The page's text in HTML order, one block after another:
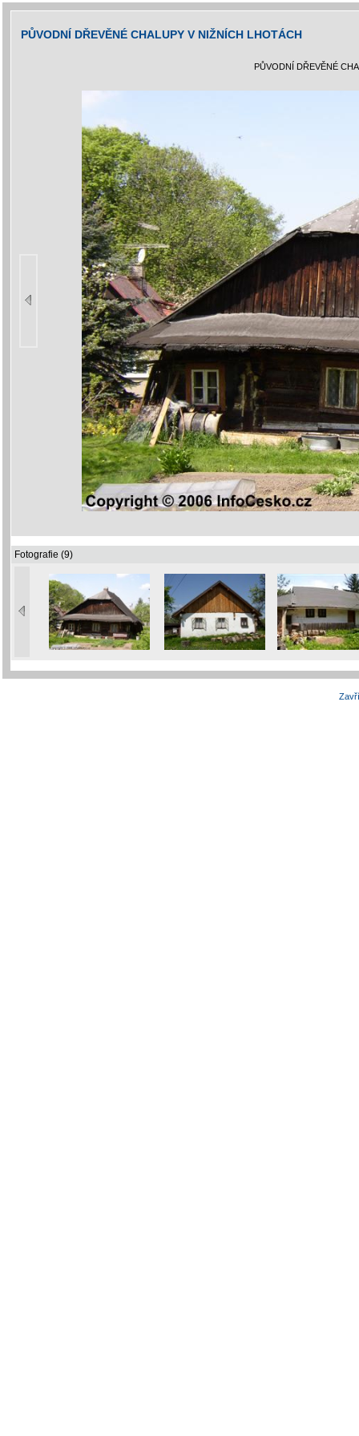
PŮVODNÍ DŘEVĚNÉ CHALUPY V NIŽNÍCH LHOTÁCH
PŮVODNÍ DŘEVĚNÉ
Fotografie (9)